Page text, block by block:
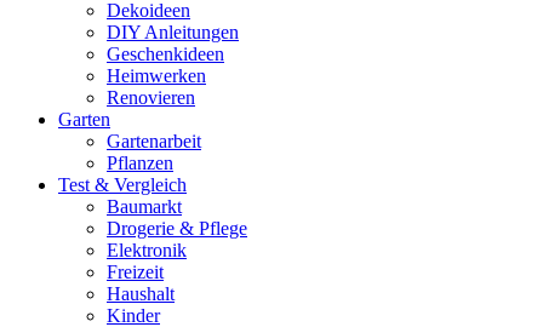
Dekoideen
DIY Anleitungen
Geschenkideen
Heimwerken
Renovieren
Garten
Gartenarbeit
Pflanzen
Test & Vergleich
Baumarkt
Drogerie & Pflege
Elektronik
Freizeit
Haushalt
Kinder